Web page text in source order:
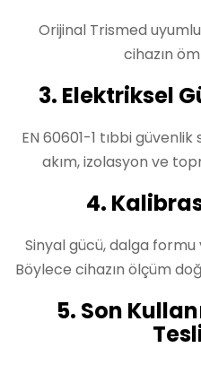
Orijinal Trismed
cihazın
3. Elektriksel
EN 60601-1 tıbbi
akım, izolasyon ve
4.
Sinyal gücü, dalga formu
Böylece cihazın ölçüm
5. Son